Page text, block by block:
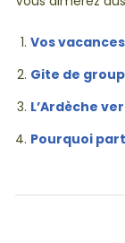
Vos
Gite de
L’Ardèche
Pourquoi